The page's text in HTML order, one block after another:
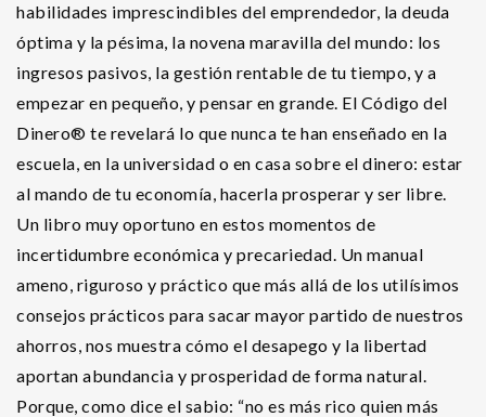
habilidades imprescindibles del emprendedor, la deuda
óptima y la pésima, la novena maravilla del mundo: los
ingresos pasivos, la gestión rentable de tu tiempo, y a
empezar en pequeño, y pensar en grande. El Código del
Dinero® te revelará lo que nunca te han enseñado en la
escuela, en la universidad o en casa sobre el dinero: estar
al mando de tu economía, hacerla prosperar y ser libre.
Un libro muy oportuno en estos momentos de
incertidumbre económica y precariedad. Un manual
ameno, riguroso y práctico que más allá de los utilísimos
consejos prácticos para sacar mayor partido de nuestros
ahorros, nos muestra cómo el desapego y la libertad
aportan abundancia y prosperidad de forma natural.
Porque, como dice el sabio: “no es más rico quien más